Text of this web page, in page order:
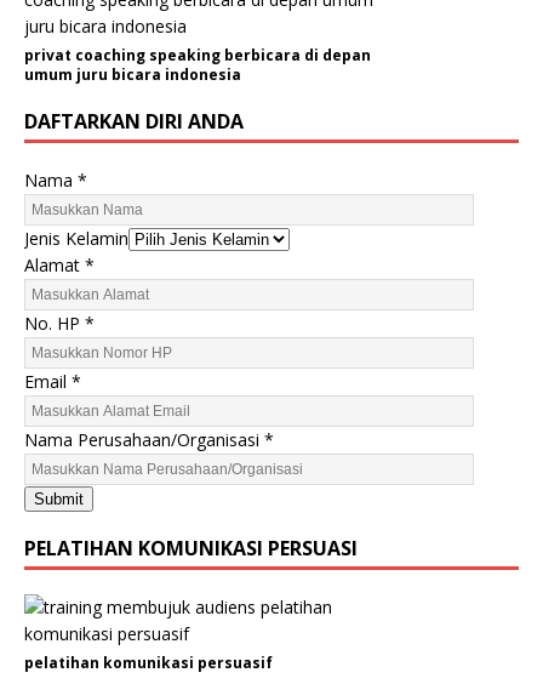
privat coaching speaking berbicara di depan
umum juru bicara indonesia
DAFTARKAN DIRI ANDA
Nama *
Jenis Kelamin
Alamat *
No. HP *
Email *
N
o
.
N
a
m
a
K
Nama Perusahaan/Organisasi *
Submit
PELATIHAN KOMUNIKASI PERSUASI
pelatihan komunikasi persuasif